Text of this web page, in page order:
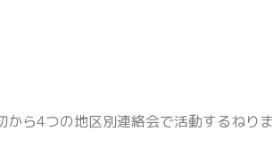
ら4つの地区別連絡会で活動するねりま